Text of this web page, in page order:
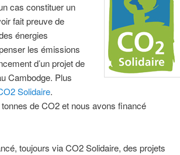
cas constituer un
fait preuve de
énergies
les émissions
d’un projet de
Cambodge. Plus
Solidaire.
de CO2 et nous avons financé
toujours via CO2 Solidaire, des projets